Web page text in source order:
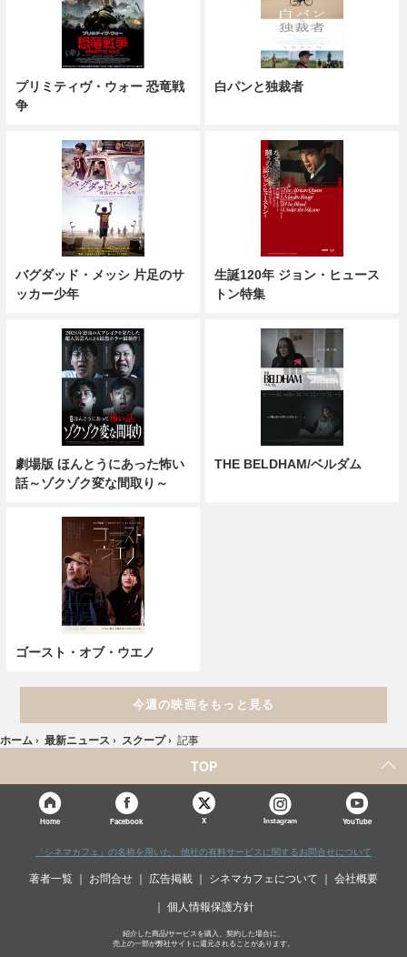
プリミティヴ・ウォー 恐竜戦
争
白パンと独裁者
バグダッド・メッシ 片足のサ
ッカー少年
生誕120年 ジョン・ヒュース
トン特集
劇場版 ほんとうにあった怖い
話～ゾクゾク変な間取り～
THE BELDHAM/ベルダム
ゴースト・オブ・ウエノ
今週の映画をもっと見る
ホーム › 最新ニュース › スクープ › 記事
TOP
Home Facebook X Instagram YouTube
「シネマカフェ」の名称を用いた、他社の有料サービスに関するお問合せについて
著者一覧 お問合せ 広告掲載 シネマカフェについて 会社概要
個人情報保護方針
紹介した商品/サービスを購入、契約した場合に、
売上の一部が弊社サイトに還元されることがあります。